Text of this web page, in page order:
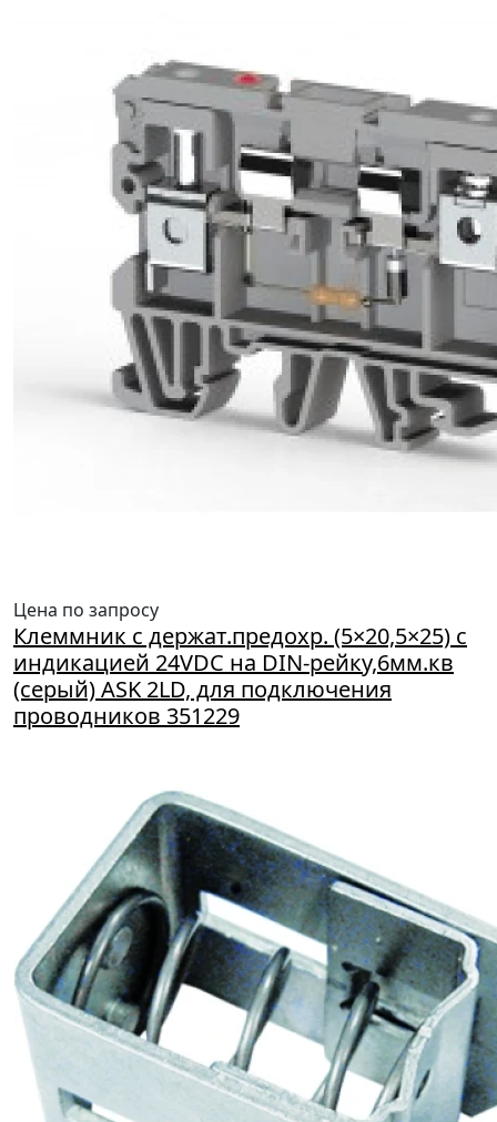
Цена по запросу
Клеммник с держат.предохр. (5×20,5×25) с
индикацией 24VDC на DIN-рейку,6мм.кв
(серый) ASK 2LD, для подключения
проводников 351229